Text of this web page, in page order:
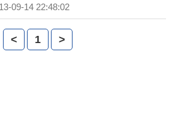
09-14 22:48:02
< 1 >